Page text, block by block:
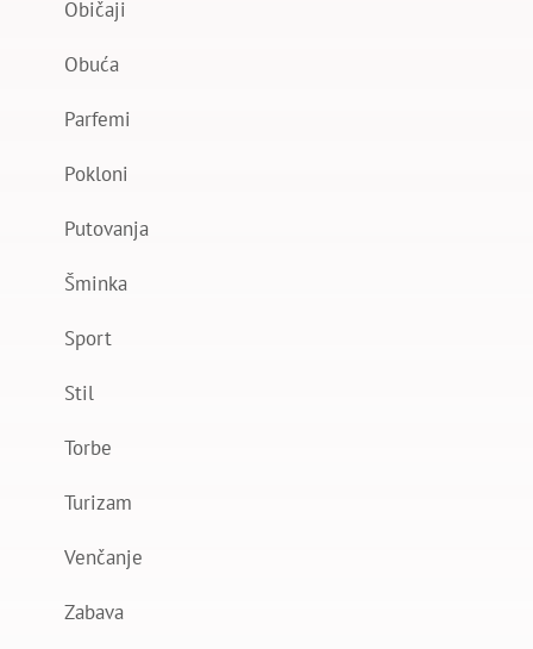
Običaji
Obuća
Parfemi
Pokloni
Putovanja
Šminka
Sport
Stil
Torbe
Turizam
Venčanje
Zabava